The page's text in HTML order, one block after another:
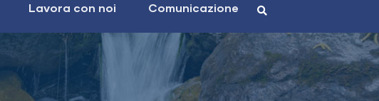
Lavora con noi Comunicazione